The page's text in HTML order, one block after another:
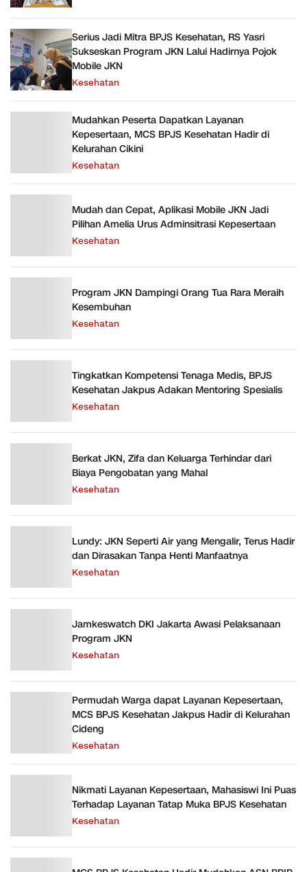
Serius Jadi Mitra BPJS Kesehatan, RS Yasri
Sukseskan Program JKN Lalui Hadirnya Pojok
Mobile JKN
Kesehatan
Mudahkan Peserta Dapatkan Layanan
Kepesertaan, MCS BPJS Kesehatan Hadir di
Kelurahan Cikini
Kesehatan
Mudah dan Cepat, Aplikasi Mobile JKN Jadi
Pilihan Amelia Urus Adminsitrasi Kepesertaan
Kesehatan
Program JKN Dampingi Orang Tua Rara Meraih
Kesembuhan
Kesehatan
Tingkatkan Kompetensi Tenaga Medis, BPJS
Kesehatan Jakpus Adakan Mentoring Spesialis
Kesehatan
Berkat JKN, Zifa dan Keluarga Terhindar dari
Biaya Pengobatan yang Mahal
Kesehatan
Lundy: JKN Seperti Air yang Mengalir, Terus Hadir
dan Dirasakan Tanpa Henti Manfaatnya
Kesehatan
Jamkeswatch DKI Jakarta Awasi Pelaksanaan
Program JKN
Kesehatan
Permudah Warga dapat Layanan Kepesertaan,
MCS BPJS Kesehatan Jakpus Hadir di Kelurahan
Cideng
Kesehatan
Nikmati Layanan Kepesertaan, Mahasiswi Ini Puas
Terhadap Layanan Tatap Muka BPJS Kesehatan
Kesehatan